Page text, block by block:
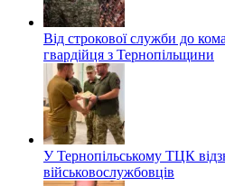
Від строкової служби до
гвардійця з Тернопільщини
У Тернопільському ТЦК
військовослужбовців